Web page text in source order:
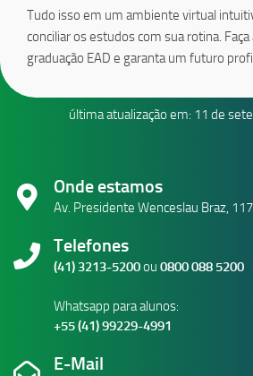
Tudo isso em um ambiente virtual
conciliar os estudos com sua rotina.
graduação EAD e garanta um futuro
última atualização em: 11 de
Onde estamos
Av. Presidente Wenceslau Braz,
Telefones
(41) 3213-5200ou 0800 088 5200
Whatsapp para alunos:
+55 (41) 99229-4991
E-Mail